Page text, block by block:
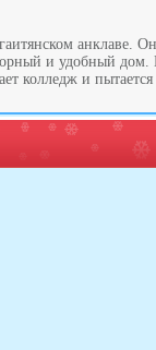
анклаве.
и удобный дом.
колледж и